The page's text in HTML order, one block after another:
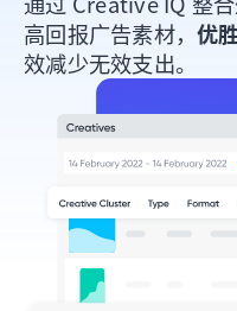
高回报广告素材， 优
效减少无效支出。